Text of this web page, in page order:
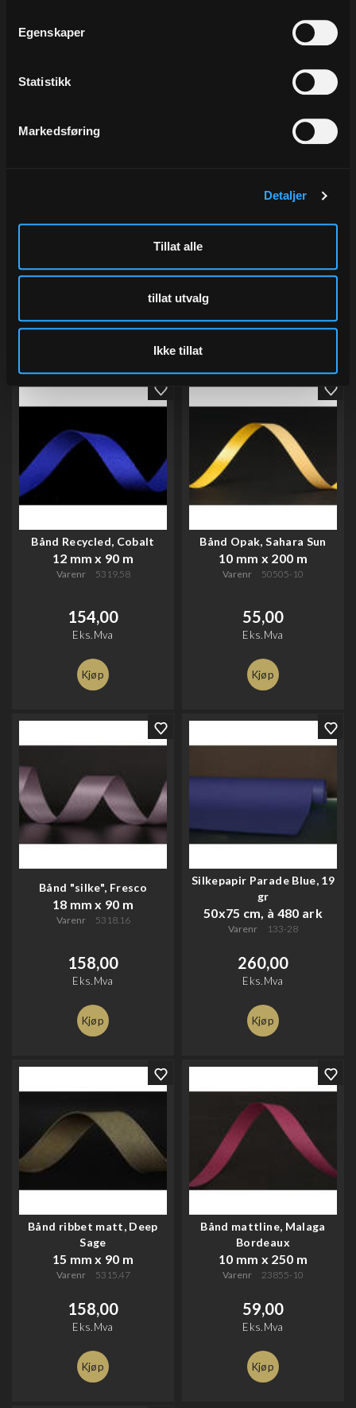
Egenskaper
Statistikk
Markedsføring
Detaljer
Tillat alle
tillat utvalg
Ikke tillat
59,00
Bånd poly, Amethyst
33,00
Bånd Recycled, Cobalt
12 mm x 90 m
Varenr 5319.58
154,00
Eks.Mva
Kjøp
Bånd Opak, Sahara Sun
10 mm x 200 m
Varenr 50505-10
55,00
Eks.Mva
Kjøp
Bånd "silke", Fresco
18 mm x 90 m
Varenr 5318.16
158,00
Eks.Mva
Kjøp
Silkepapir Parade Blue, 19
gr
50x75 cm, à 480 ark
Varenr 133-28
260,00
Eks.Mva
Kjøp
Bånd ribbet matt, Deep
Sage
15 mm x 90 m
Varenr 5315.47
158,00
Eks.Mva
Kjøp
Bånd mattline, Malaga
Bordeaux
10 mm x 250 m
Varenr 23855-10
59,00
Eks.Mva
Kjøp